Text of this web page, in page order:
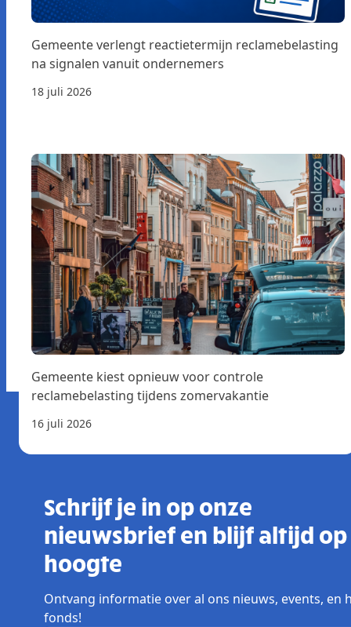
Gemeente verlengt reactietermijn reclamebelasting
na signalen vanuit ondernemers
18 juli 2026
Gemeente kiest opnieuw voor controle
reclamebelasting tijdens zomervakantie
16 juli 2026
Schrijf je in op onze
nieuwsbrief en blijf altijd op
hoogte
Ontvang informatie over al ons nieuws, events, en
fonds!